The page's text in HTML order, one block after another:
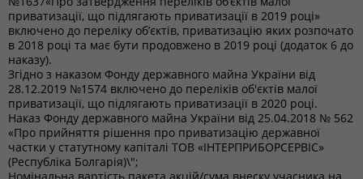
приватизації, що підлягають приватизації в 2019 році»
включено до переліку об’єктів, приватизацію яких розпочато
в 2018 році та має бути продовжено в 2019 році (додаток 6 до
наказу).
Згідно з наказом Фонду державного майна України від
28.12.2019 №1574 включено до переліків об'єктів малої
приватизації, що підлягають приватизації в 2020 році.
Наказ Фонду державного майна України від 25.04.2018 № 562
«Про прийняття рішення про приватизацію державної
частки у статутному капіталі ТОВ «ІНТЕРПРИБОРСЕРВІС»
(Республіка Болгарія)\";